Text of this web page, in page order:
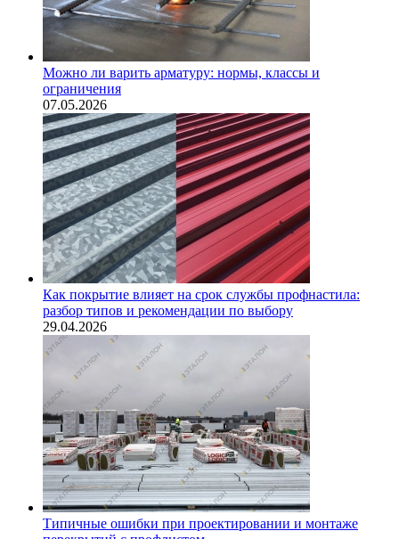
Можно ли варить арматуру: нормы, классы и
ограничения
07.05.2026
Как покрытие влияет на срок службы профнастила:
разбор типов и рекомендации по выбору
29.04.2026
Типичные ошибки при проектировании и монтаже